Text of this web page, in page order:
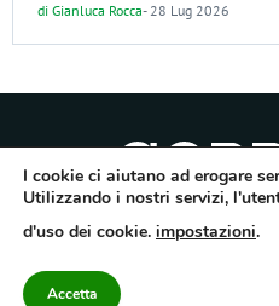
di Gianluca Rocca- 28 Lug 2026
10/9/2012. Iscritto nel Registro
Avellino – Cap.Soc. 20.000 € – REA
I cookie ci aiutano ad erogare
Utilizzando i nostri servizi,
d'uso dei cookie. impostazioni.
Accetta